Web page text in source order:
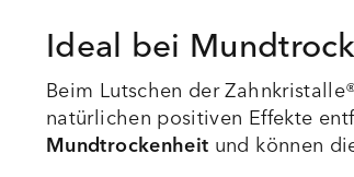
Ideal bei
Beim Lutschen der
natürlichen positiven Effekte
Mundtrockenheit und können